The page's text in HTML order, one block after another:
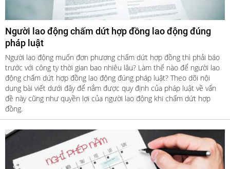
Người lao động chấm dứt hợp đồng lao động đúng
pháp luật
Người lao động muốn đơn phương chấm dứt hợp đồng thì phải báo
trước với công ty thời gian bao nhiêu lâu? Làm thế nào để người lao
động chấm dứt hợp đồng lao động đúng pháp luật? Theo dõi nội
dung bài viết dưới đây để nắm được quy định của pháp luật về vấn
đề này cũng như quyền lợi của người lao động khi chấm dứt hợp
đồng.